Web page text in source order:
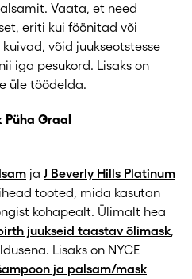
Vaata, et need
eriti kui föönitad või
võid juukseotstesse
iga pesukord. Lisaks on
üle töödelda.
Püha Graal
ja J Beverly Hills Platinum
tooted, mida kasutan
kohapealt. Ülimalt hea
juukseid taastav õlimask,
Lisaks on NYCE
ja palsam/mask